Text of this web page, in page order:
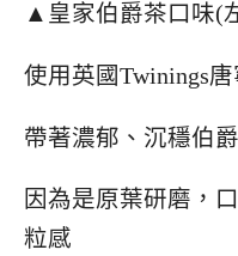
▲皇家伯爵茶口味(
使用英國Twinings
帶著濃郁、沉穩伯
因為是原葉研磨，
粒感